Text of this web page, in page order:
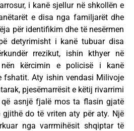
i kanë sjellur në shkollën e
e disa nga familjarët dhe
për identifikim dhe të nesërmen
detyrimisht i kanë tubuar disa
rrezikut, ishin kthyer në
kërcimin e policisë i kanë
fshatit. Aty ishin vendasi Milivoje
pjesëmarrësit e këtij rivarrimi
që asnjë fjalë mos ta flasin gjatë
gjithë do të vriten aty për aty. Një
nga varrmihësit shqiptar të